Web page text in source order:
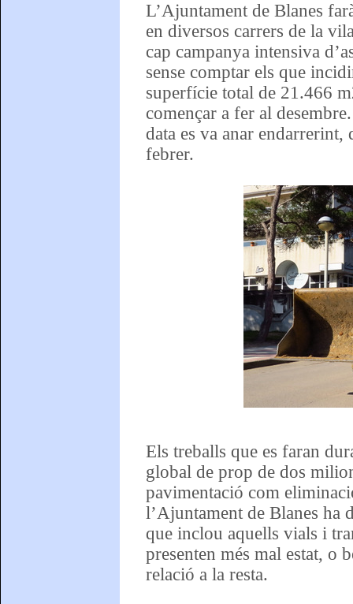
L’Ajuntament de Blanes
en diversos carrers de la
cap campanya intensiva
sense comptar els que
superfície total de 21.466
començar a fer al
data es va anar
febrer.
Els treballs que es faran
global de prop de dos
pavimentació com
l’Ajuntament de Blanes ha
que inclou aquells vials i
presenten més mal estat, o
relació a la resta.